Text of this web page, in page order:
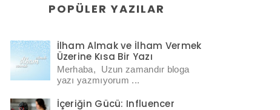
POPÜLER YAZILAR
İlham Almak ve İlham Vermek
Üzerine Kısa Bir Yazı
Merhaba, Uzun zamandır bloga
yazı yazmıyorum ...
İçeriğin Gücü: Influencer